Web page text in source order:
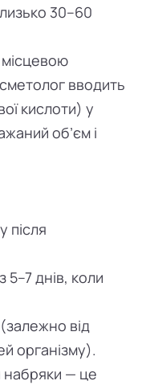
30–60
вводить
кислоти) у
об’єм і
після
днів, коли
від
організму).
набряки — це